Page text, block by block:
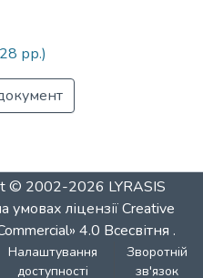
рр.)
© 2002-2026 LYRASIS
ліцензіїCreative
4.0 Всесвітня .
Налаштування
доступності
Зворотній
зв'язок